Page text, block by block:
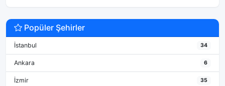
Popüler Şehirler
İstanbul 34
Ankara 6
İzmir 35